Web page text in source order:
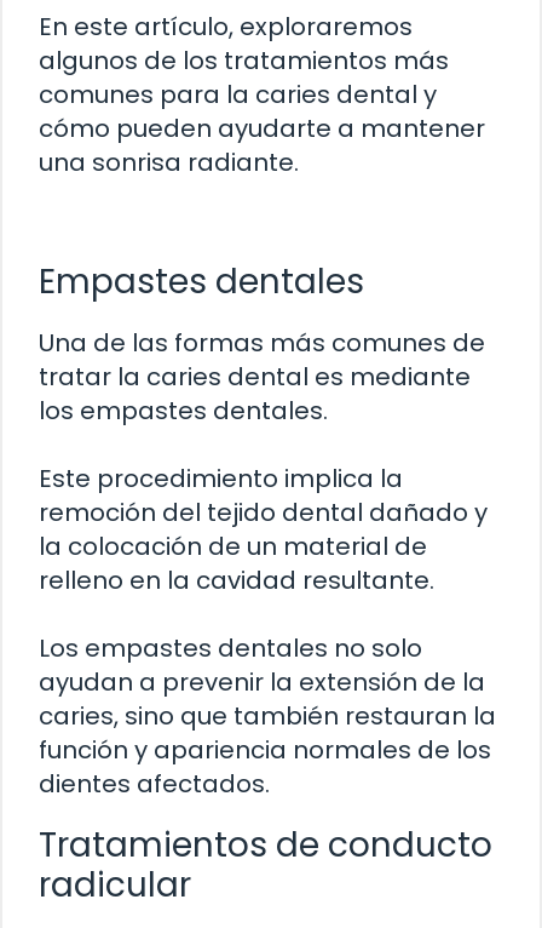
En este artículo, exploraremos
algunos de los tratamientos más
comunes para la caries dental y
cómo pueden ayudarte a mantener
una sonrisa radiante.
Empastes dentales
Una de las formas más comunes de
tratar la caries dental es mediante
los empastes dentales.
Este procedimiento implica la
remoción del tejido dental dañado y
la colocación de un material de
relleno en la cavidad resultante.
Los empastes dentales no solo
ayudan a prevenir la extensión de la
caries, sino que también restauran la
función y apariencia normales de los
dientes afectados.
Tratamientos de conducto
radicular